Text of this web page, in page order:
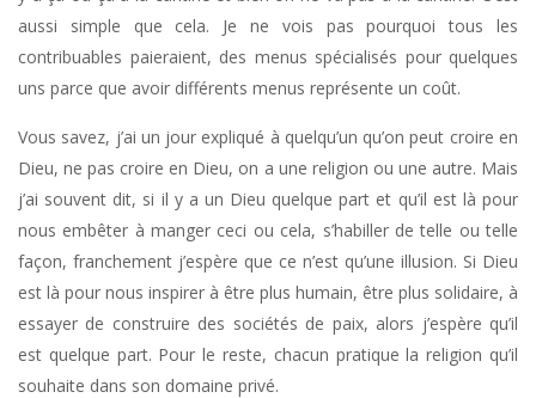
aussi simple que cela. Je ne vois pas pourquoi tous les
contribuables paieraient, des menus spécialisés pour quelques
uns parce que avoir différents menus représente un coût.
Vous savez, j’ai un jour expliqué à quelqu’un qu’on peut croire en
Dieu, ne pas croire en Dieu, on a une religion ou une autre. Mais
j’ai souvent dit, si il y a un Dieu quelque part et qu’il est là pour
nous embêter à manger ceci ou cela, s’habiller de telle ou telle
façon, franchement j’espère que ce n’est qu’une illusion. Si Dieu
est là pour nous inspirer à être plus humain, être plus solidaire, à
essayer de construire des sociétés de paix, alors j’espère qu’il
est quelque part. Pour le reste, chacun pratique la religion qu’il
souhaite dans son domaine privé.